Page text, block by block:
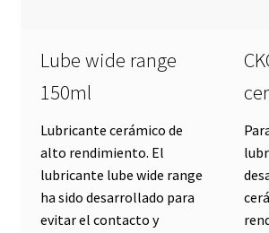
Lube wide range
150ml
Lubricante cerámico de
alto rendimiento. El
lubricante lube wide range
ha sido desarrollado para
evitar el contacto y